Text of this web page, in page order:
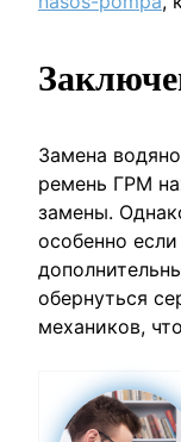
Замена
ремень ГРМ
замены.
особенно
обернуться
механиков,